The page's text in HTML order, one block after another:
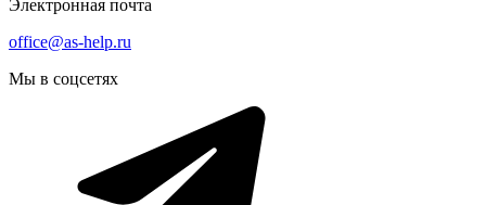
Электронная почта
office@as-help.ru
Мы в соцсетях